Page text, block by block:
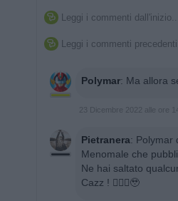
 Leggi i commenti dall'inizio...
 Leggi i commenti
Polymar: Ma allora
23 Dicembre 2022 alle ore
Pietranera: Polymar
Menomale che
Ne hai saltato
Cazz ! 🙅🏼‍♀️🥹